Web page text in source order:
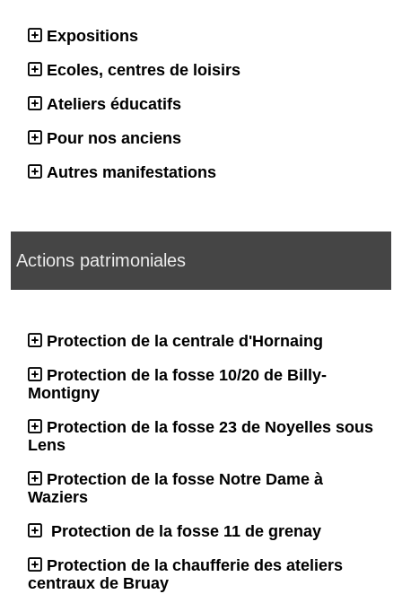
Expositions
Ecoles, centres de loisirs
Ateliers éducatifs
Pour nos anciens
Autres manifestations
Actions patrimoniales
Protection de la centrale d'Hornaing
Protection de la fosse 10/20 de Billy-
Montigny
Protection de la fosse 23 de Noyelles sous
Lens
Protection de la fosse Notre Dame à
Waziers
Protection de la fosse 11 de grenay
Protection de la chaufferie des ateliers
centraux de Bruay